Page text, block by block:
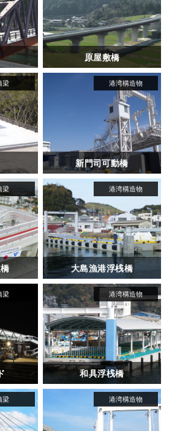
原屋敷橋
新門司可動橋
大島漁港浮桟橋
和具浮桟橋